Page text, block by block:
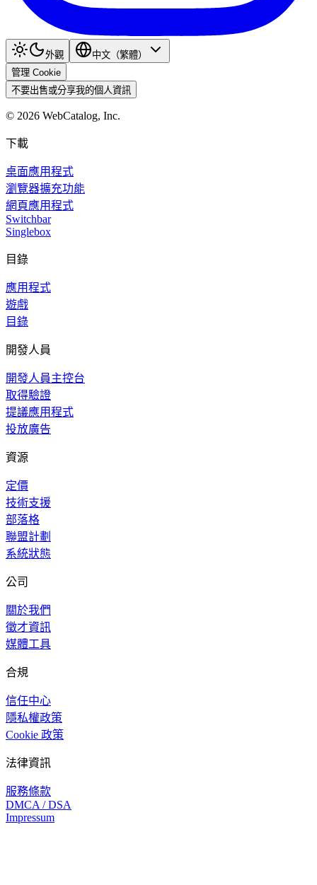
外觀
中文（繁體）
管理 Cookie
不要出售或分享我的個人資訊
© 2026 WebCatalog, Inc.
下載
桌面應用程式
瀏覽器擴充功能
網頁應用程式
Switchbar
Singlebox
目錄
應用程式
遊戲
目錄
開發人員
開發人員主控台
取得驗證
提議應用程式
投放廣告
資源
定價
技術支援
部落格
聯盟計劃
系統狀態
公司
關於我們
徵才資訊
媒體工具
合規
信任中心
隱私權政策
Cookie 政策
法律資訊
服務條款
DMCA / DSA
Impressum